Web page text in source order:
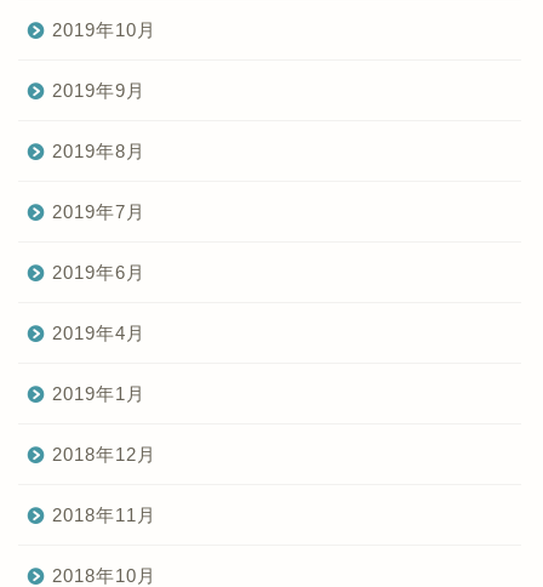
2019年10月
2019年9月
2019年8月
2019年7月
2019年6月
2019年4月
2019年1月
2018年12月
2018年11月
2018年10月